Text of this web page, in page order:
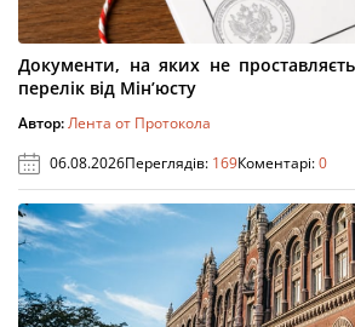
Документи, на яких не
перелік від Мін’юсту
Автор:Лента от Протокола
06.08.2026Переглядів: 169Коментарі:0